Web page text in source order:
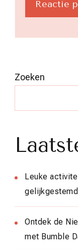
Zoeken
Leuke
Ontdek de
met Bumble